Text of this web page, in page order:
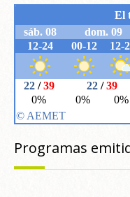
Programas